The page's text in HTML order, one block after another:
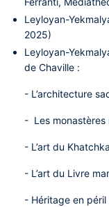
Leyloyan-
2025)
Leyloyan-
de Chaville :
- L’architecture
- Les monastères
- L’art du
- L’art du Livre
- Héritage en